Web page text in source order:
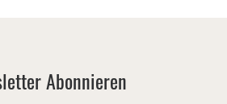
Abonnieren